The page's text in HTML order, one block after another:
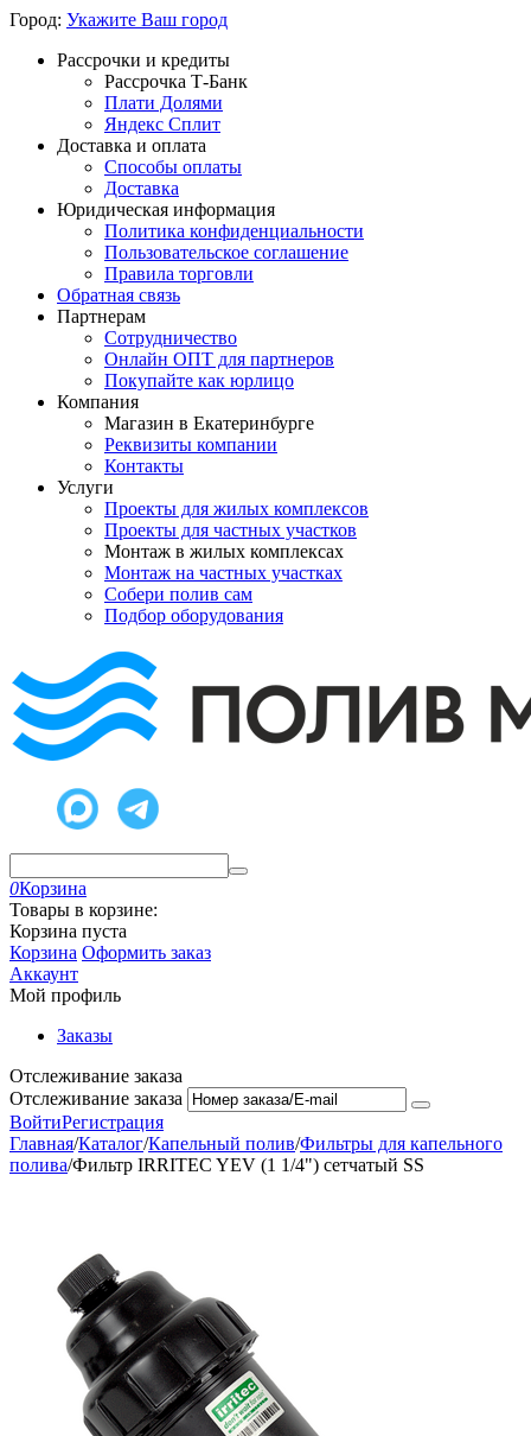
Город: Укажите Ваш город
Рассрочки и кредиты
Рассрочка Т-Банк
Плати Долями
Яндекс Сплит
Доставка и оплата
Способы оплаты
Доставка
Юридическая информация
Политика конфиденциальности
Пользовательское соглашение
Правила торговли
Обратная связь
Партнерам
Сотрудничество
Онлайн ОПТ для партнеров
Покупайте как юрлицо
Компания
Магазин в Екатеринбурге
Реквизиты компании
Контакты
Услуги
Проекты для жилых комплексов
Проекты для частных участков
Монтаж в жилых комплексах
Монтаж на частных участках
Собери полив сам
Подбор оборудования
0Корзина
Товары в корзине:
Корзина пуста
Корзина Оформить заказ
Аккаунт
Мой профиль
Заказы
Отслеживание заказа
Отслеживание заказа
ВойтиРегистрация
Главная/Каталог/Капельный полив/Фильтры для капельного
полива/Фильтр IRRITEC YEV (1 1/4") сетчатый SS